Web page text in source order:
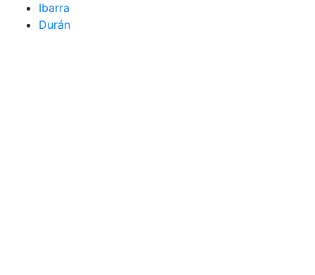
Ibarra
Durán